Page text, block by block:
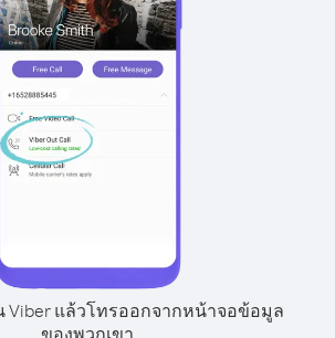
Viber แล้วโทรออกจากหน้าจอข้อมูล
ของพวกเขา